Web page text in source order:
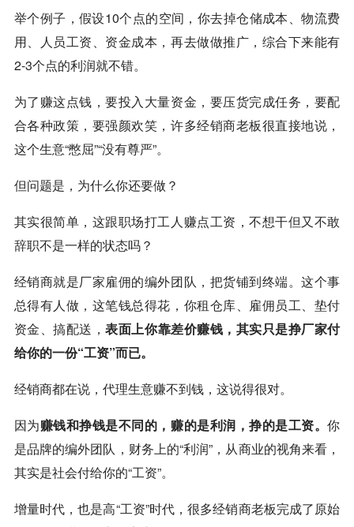
举个例子，假设10个点的空间，你去掉仓储成本、物流费
用、人员工资、资金成本，再去做做推广，综合下来能有
2-3个点的利润就不错。
为了赚这点钱，要投入大量资金，要压货完成任务，要配
合各种政策，要强颜欢笑，许多经销商老板很直接地说，
这个生意“憋屈”“没有尊严”。
但问题是，为什么你还要做？
其实很简单，这跟职场打工人赚点工资，不想干但又不敢
辞职不是一样的状态吗？
经销商就是厂家雇佣的编外团队，把货铺到终端。这个事
总得有人做，这笔钱总得花，你租仓库、雇佣员工、垫付
资金、搞配送，表面上你靠差价赚钱，其实只是挣厂家付
给你的一份“工资”而已。
经销商都在说，代理生意赚不到钱，这说得很对。
因为赚钱和挣钱是不同的，赚的是利润，挣的是工资。你
是品牌的编外团队，财务上的“利润”，从商业的视角来看，
其实是社会付给你的“工资”。
增量时代，也是高“工资”时代，很多经销商老板完成了原始